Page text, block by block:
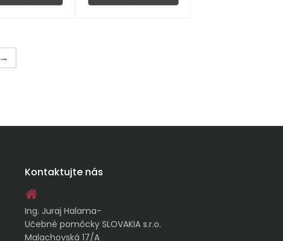
→
Kontaktujte nás
Ing. Juraj Halama-
Učebné pomôcky SLOVAKIA s.r.o.
Malachovská 17/A